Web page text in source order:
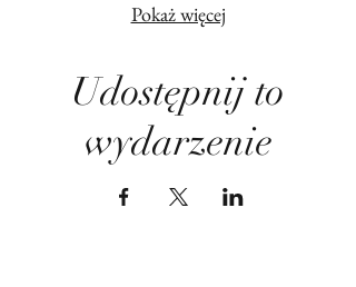
Pokaż więcej
Udostępnij to
wydarzenie